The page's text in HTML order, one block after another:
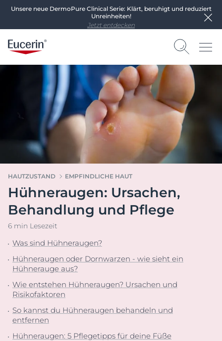
Unsere neue DermoPure Clinical Serie: Klärt, beruhigt und reduziert
Unreinheiten!
Jetzt entdecken
HAUTZUSTAND EMPFINDLICHE HAUT
Hühneraugen: Ursachen,
Behandlung und Pflege
6 min Lesezeit
Was sind Hühneraugen?
Hühneraugen oder Dornwarzen - wie sieht ein
Hühnerauge aus?
Wie entstehen Hühneraugen? Ursachen und
Risikofaktoren
So kannst du Hühneraugen behandeln und
entfernen
Hühneraugen: 5 Pflegetipps für deine Füße